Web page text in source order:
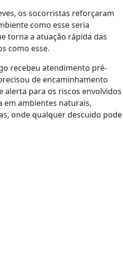
os socorristas reforçaram
como esse seria
torna a atuação rápida das
como esse.
recebeu atendimento pré-
de encaminhamento
alerta para os riscos envolvidos
em ambientes naturais,
onde qualquer descuido pode